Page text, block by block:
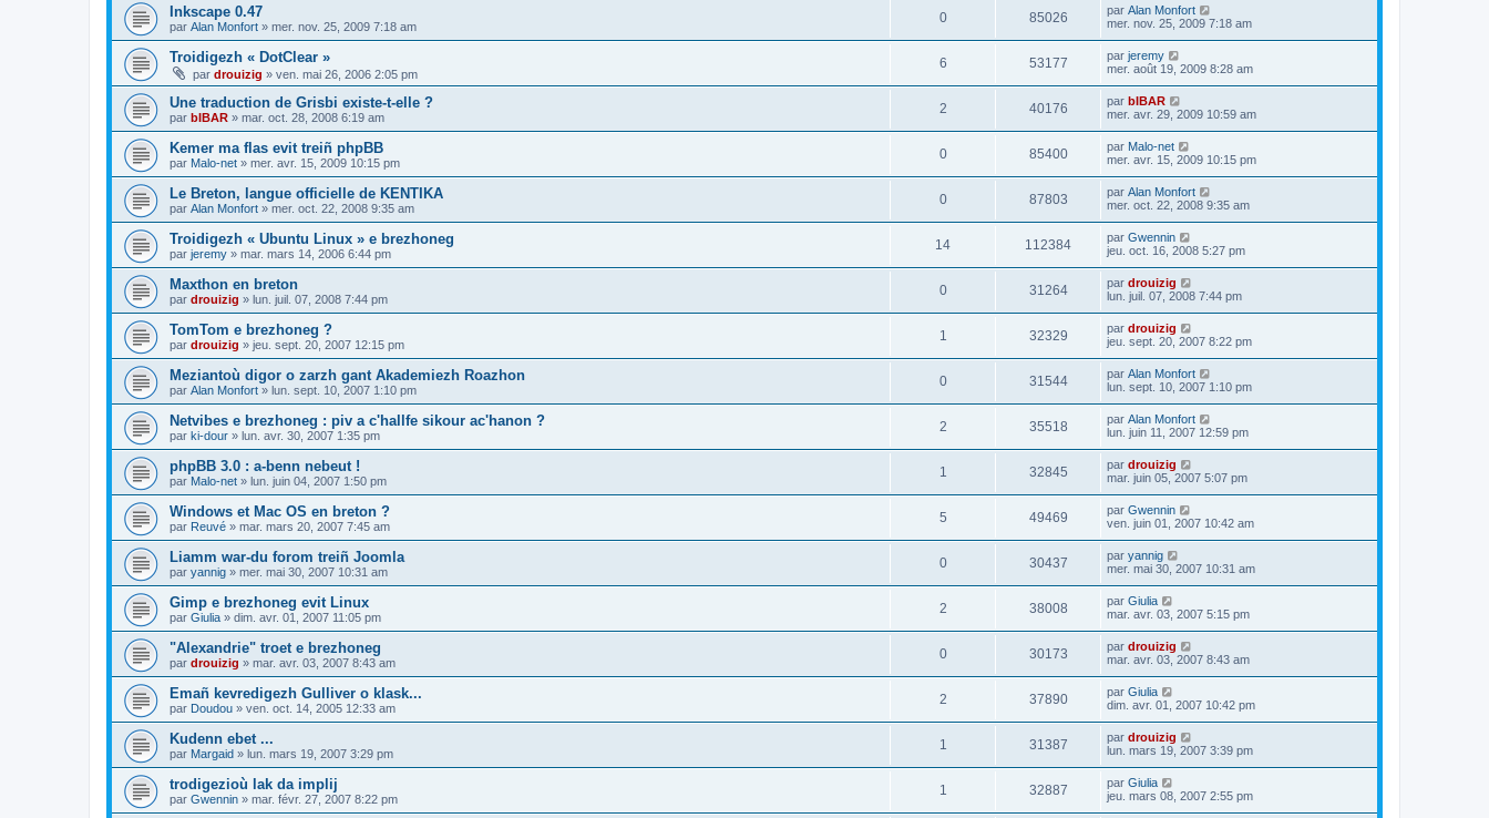
Inkscape 0.47
par Alan Monfort » mer. nov. 25, 2009 7:18 am
0 85026 par Alan Monfort
mer. nov. 25, 2009 7:18 am
Troidigezh « DotClear »
par drouizig » ven. mai 26, 2006 2:05 pm
6 53177 par jeremy
mer. août 19, 2009 8:28 am
Une traduction de Grisbi existe-t-elle ?
par bIBAR » mar. oct. 28, 2008 6:19 am
2 40176 par bIBAR
mer. avr. 29, 2009 10:59 am
Kemer ma flas evit treiñ phpBB
par Malo-net » mer. avr. 15, 2009 10:15 pm
0 85400 par Malo-net
mer. avr. 15, 2009 10:15 pm
Le Breton, langue officielle de KENTIKA
par Alan Monfort » mer. oct. 22, 2008 9:35 am
0 87803 par Alan Monfort
mer. oct. 22, 2008 9:35 am
Troidigezh « Ubuntu Linux » e brezhoneg
par jeremy » mar. mars 14, 2006 6:44 pm
14 112384 par Gwennin
jeu. oct. 16, 2008 5:27 pm
Maxthon en breton
par drouizig » lun. juil. 07, 2008 7:44 pm
0 31264 par drouizig
lun. juil. 07, 2008 7:44 pm
TomTom e brezhoneg ?
par drouizig » jeu. sept. 20, 2007 12:15 pm
1 32329 par drouizig
jeu. sept. 20, 2007 8:22 pm
Meziantoù digor o zarzh gant Akademiezh Roazhon
par Alan Monfort » lun. sept. 10, 2007 1:10 pm
0 31544 par Alan Monfort
lun. sept. 10, 2007 1:10 pm
Netvibes e brezhoneg : piv a c'hallfe sikour ac'hanon ?
par ki-dour » lun. avr. 30, 2007 1:35 pm
2 35518 par Alan Monfort
lun. juin 11, 2007 12:59 pm
phpBB 3.0 : a-benn nebeut !
par Malo-net » lun. juin 04, 2007 1:50 pm
1 32845 par drouizig
mar. juin 05, 2007 5:07 pm
Windows et Mac OS en breton ?
par Reuvé » mar. mars 20, 2007 7:45 am
5 49469 par Gwennin
ven. juin 01, 2007 10:42 am
Liamm war-du forom treiñ Joomla
par yannig » mer. mai 30, 2007 10:31 am
0 30437 par yannig
mer. mai 30, 2007 10:31 am
Gimp e brezhoneg evit Linux
par Giulia » dim. avr. 01, 2007 11:05 pm
2 38008 par Giulia
mar. avr. 03, 2007 5:15 pm
"Alexandrie" troet e brezhoneg
par drouizig » mar. avr. 03, 2007 8:43 am
0 30173 par drouizig
mar. avr. 03, 2007 8:43 am
Emañ kevredigezh Gulliver o klask...
par Doudou » ven. oct. 14, 2005 12:33 am
2 37890 par Giulia
dim. avr. 01, 2007 10:42 pm
Kudenn ebet ...
par Margaid » lun. mars 19, 2007 3:29 pm
1 31387 par drouizig
lun. mars 19, 2007 3:39 pm
trodigezioù lak da implij
par Gwennin » mar. févr. 27, 2007 8:22 pm
1 32887 par Giulia
jeu. mars 08, 2007 2:55 pm